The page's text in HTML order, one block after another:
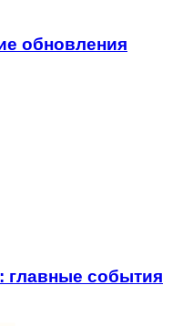
обновления
главные события